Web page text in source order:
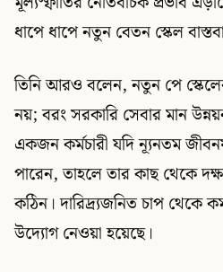
ধাপে ধাপে নতুন বেতন স্কেল
তিনি আরও বলেন, নতুন পে
নয়; বরং সরকারি সেবার মান
একজন কর্মচারী যদি ন্যূনতম
পারেন, তাহলে তার কাছ থেকে
কঠিন। দারিদ্র্যজনিত চাপ থেকে
উদ্যোগ নেওয়া হয়েছে।